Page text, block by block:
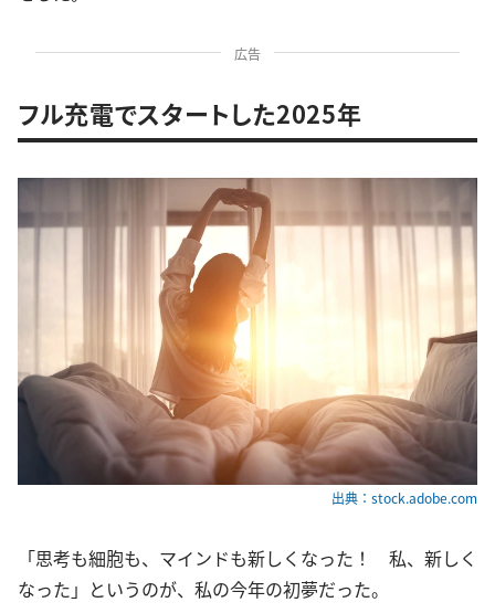
広告
フル充電でスタートした2025年
出典：stock.adobe.com
「思考も細胞も、マインドも新しくなった！ 私、新しく
なった」というのが、私の今年の初夢だった。